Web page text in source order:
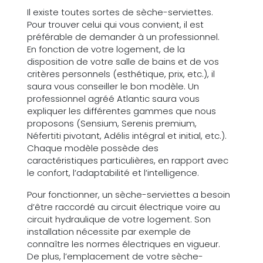
Il existe toutes sortes de sèche-serviettes.
Pour trouver celui qui vous convient, il est
préférable de demander à un professionnel.
En fonction de votre logement, de la
disposition de votre salle de bains et de vos
critères personnels (esthétique, prix, etc.), il
saura vous conseiller le bon modèle. Un
professionnel agréé Atlantic saura vous
expliquer les différentes gammes que nous
proposons (Sensium, Serenis premium,
Néfertiti pivotant, Adélis intégral et initial, etc.).
Chaque modèle possède des
caractéristiques particulières, en rapport avec
le confort, l’adaptabilité et l’intelligence.
Pour fonctionner, un sèche-serviettes a besoin
d’être raccordé au circuit électrique voire au
circuit hydraulique de votre logement. Son
installation nécessite par exemple de
connaître les normes électriques en vigueur.
De plus, l’emplacement de votre sèche-